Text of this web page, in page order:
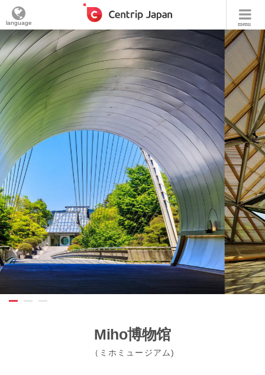
menu
language
Miho博物馆
（ミホミュージアム)